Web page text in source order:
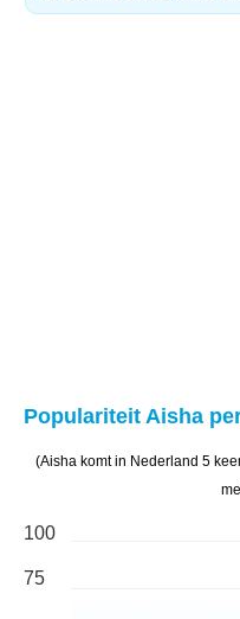
Populariteit Aisha
(Aisha komt in Nederland 5
100
75